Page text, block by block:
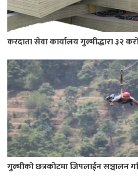
करदाता सेवा कार्यालय गुल्मीद्धारा ३२
गुल्मीको छत्रकोटमा जिपलाईन सञ्चालन